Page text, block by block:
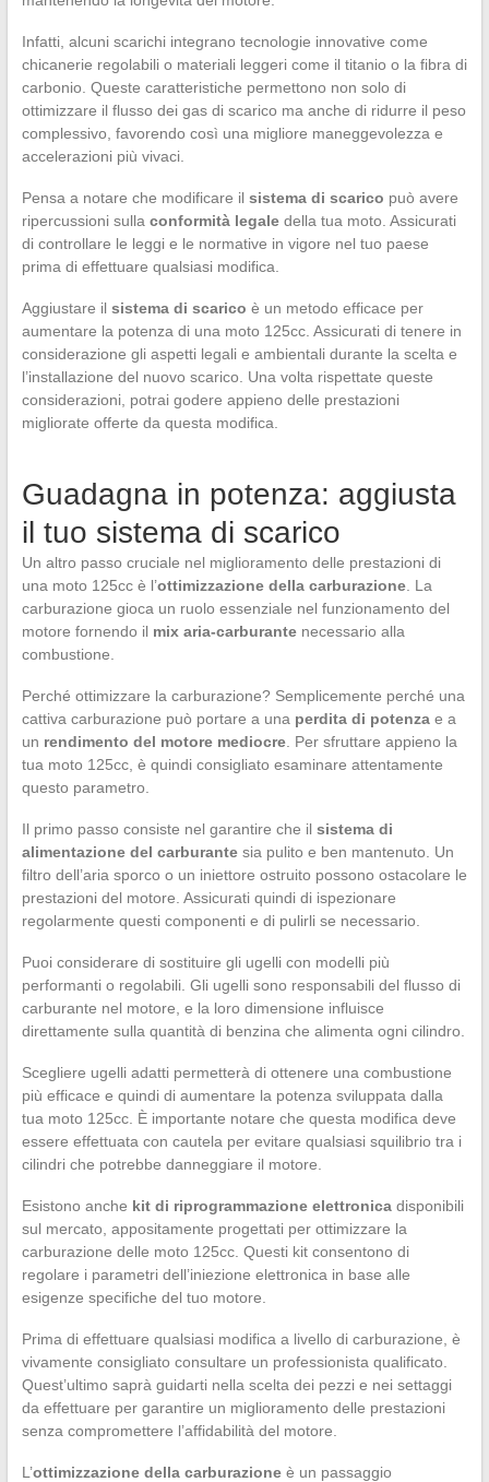
Infatti, alcuni scarichi integrano tecnologie innovative come
chicanerie regolabili o materiali leggeri come il titanio o la fibra di
carbonio. Queste caratteristiche permettono non solo di
ottimizzare il flusso dei gas di scarico ma anche di ridurre il peso
complessivo, favorendo così una migliore maneggevolezza e
accelerazioni più vivaci.
Pensa a notare che modificare il sistema di scarico può avere
ripercussioni sulla conformità legaledella tua moto. Assicurati
di controllare le leggi e le normative in vigore nel tuo paese
prima di effettuare qualsiasi modifica.
Aggiustare il sistema di scarico è un metodo efficace per
aumentare la potenza di una moto 125cc. Assicurati di tenere in
considerazione gli aspetti legali e ambientali durante la scelta e
l’installazione del nuovo scarico. Una volta rispettate queste
considerazioni, potrai godere appieno delle prestazioni
migliorate offerte da questa modifica.
Guadagna in potenza: aggiusta
il tuo sistema di scarico
Un altro passo cruciale nel miglioramento delle prestazioni di
una moto 125cc è l’ottimizzazione della carburazione. La
carburazione gioca un ruolo essenziale nel funzionamento del
motore fornendo il mix aria-carburantenecessario alla
combustione.
Perché ottimizzare la carburazione? Semplicemente perché una
cattiva carburazione può portare a una perdita di potenzae a
un rendimento del motore mediocre. Per sfruttare appieno la
tua moto 125cc, è quindi consigliato esaminare attentamente
questo parametro.
Il primo passo consiste nel garantire che il sistema di
alimentazione del carburantesia pulito e ben mantenuto. Un
filtro dell’aria sporco o un iniettore ostruito possono ostacolare le
prestazioni del motore. Assicurati quindi di ispezionare
regolarmente questi componenti e di pulirli se necessario.
Puoi considerare di sostituire gli ugelli con modelli più
performanti o regolabili. Gli ugelli sono responsabili del flusso di
carburante nel motore, e la loro dimensione influisce
direttamente sulla quantità di benzina che alimenta ogni cilindro.
Scegliere ugelli adatti permetterà di ottenere una combustione
più efficace e quindi di aumentare la potenza sviluppata dalla
tua moto 125cc. È importante notare che questa modifica deve
essere effettuata con cautela per evitare qualsiasi squilibrio tra i
cilindri che potrebbe danneggiare il motore.
Esistono anche kit di riprogrammazione elettronicadisponibili
sul mercato, appositamente progettati per ottimizzare la
carburazione delle moto 125cc. Questi kit consentono di
regolare i parametri dell’iniezione elettronica in base alle
esigenze specifiche del tuo motore.
Prima di effettuare qualsiasi modifica a livello di carburazione, è
vivamente consigliato consultare un professionista qualificato.
Quest’ultimo saprà guidarti nella scelta dei pezzi e nei settaggi
da effettuare per garantire un miglioramento delle prestazioni
senza compromettere l’affidabilità del motore.
L’ottimizzazione della carburazioneè un passaggio